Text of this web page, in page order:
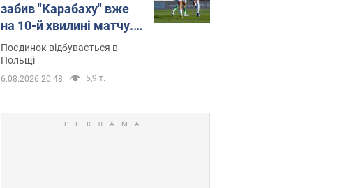
забив "Карабаху" вже
на 10-й хвилині матчу.
Відео
Поєдинок відбувається в
Польщі
6.08.2026 20:48 5,9 т.